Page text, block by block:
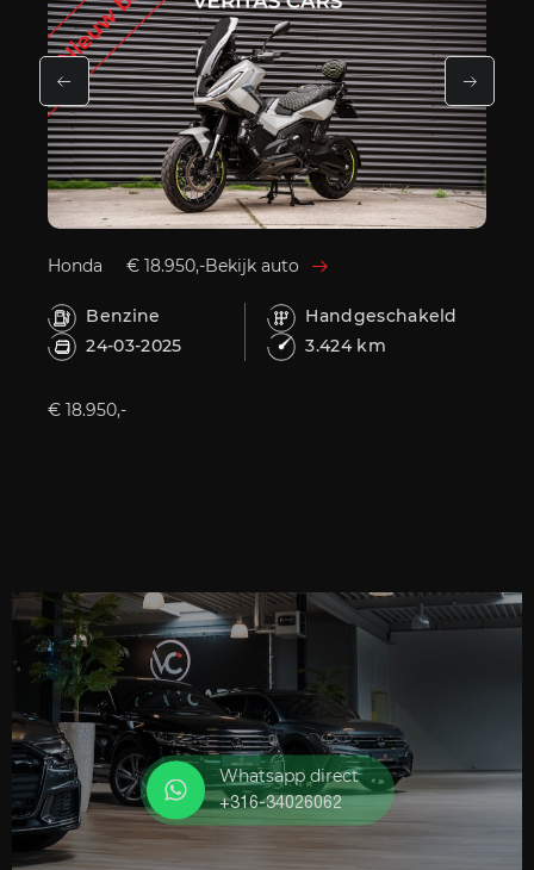
Honda € 18.950,-Bekijk auto
Benzine
Handgeschakeld
24-03-2025
3.424 km
€ 18.950,-
Whatsapp direct
+316-34026062